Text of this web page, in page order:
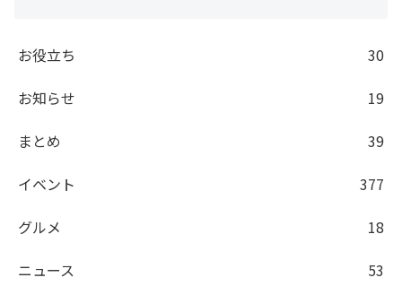
お役立ち
30
お知らせ
19
まとめ
39
イベント
377
グルメ
18
ニュース
53